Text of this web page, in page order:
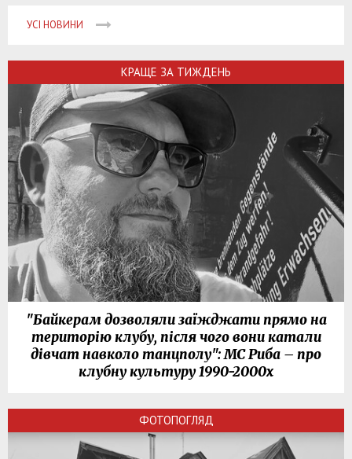
УСІ НОВИНИ
КРАЩЕ ЗА ТИЖДЕНЬ
"Байкерам дозволяли заїжджати прямо на
територію клубу, після чого вони катали
дівчат навколо танцполу": МС Риба – про
клубну культуру 1990-2000х
ФОТОПОГЛЯД